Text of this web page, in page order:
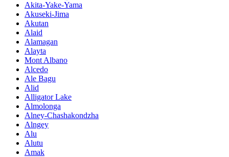
Akita-Yake-Yama
Akuseki-Jima
Akutan
Alaid
Alamagan
Alayta
Mont Albano
Alcedo
Ale Bagu
Alid
Alligator Lake
Almolonga
Alney-Chashakondzha
Alngey
Alu
Alutu
Amak